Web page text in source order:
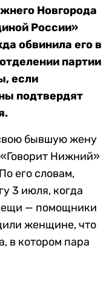
Новгорода
России»
обвинила его в
партии
если
подтвердят
бывшую жену
Нижний»
его словам,
3 июля, когда
— помощники
женщине, что
в котором пара